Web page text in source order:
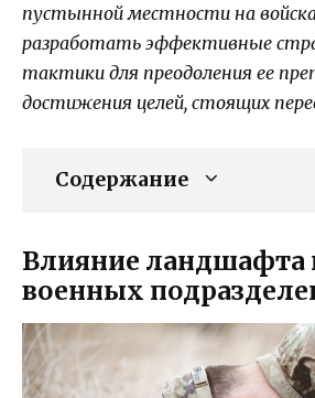
пустынной местности на
разработать эффективные
тактики для преодоления ее
достижения целей, стоящих
Содержание
Влияние ландшафта
военных